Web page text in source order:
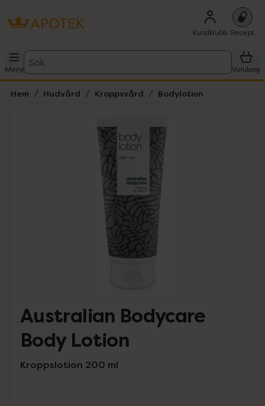
Kundklubb Recept
Meny
Sök
Varukorg
Hem Hudvård Kroppsvård Bodylotion
Lista: . Innehåller 1 objekt.
Australian Bodycare
Body Lotion
Kroppslotion 200 ml